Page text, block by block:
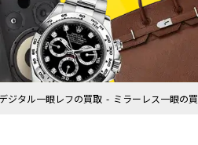
デジタル一眼レフの買取 ミラーレス一眼の